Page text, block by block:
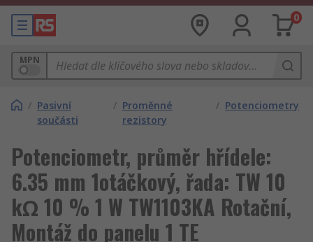
0
MPN
/ Pasivní
součásti
/ Proměnné
rezistory
/ Potenciometry
Potenciometr, průměr hřídele:
6.35 mm 1otáčkový, řada: TW 10
kΩ 10 % 1 W TW1103KA Rotační,
Montáž do panelu 1 TE